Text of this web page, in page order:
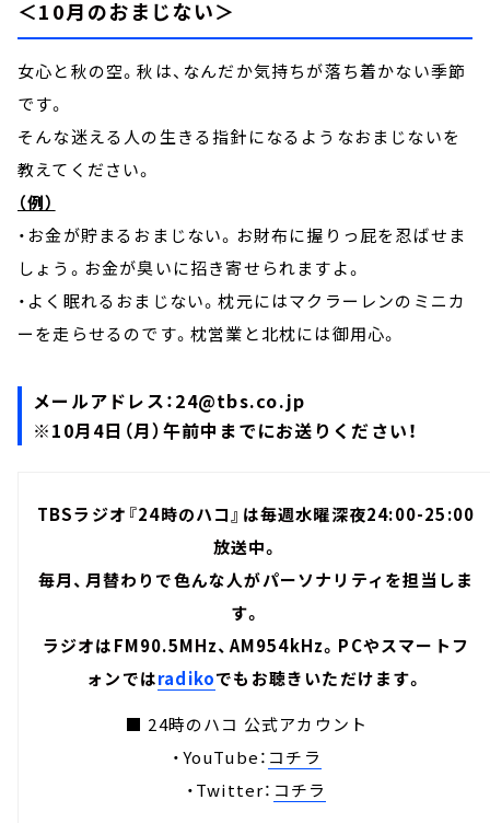
＜10月のおまじない＞
女心と秋の空。秋は、なんだか気持ちが落ち着かない季節
です。
そんな迷える人の生きる指針になるようなおまじないを
教えてください。
（例）
・お金が貯まるおまじない。お財布に握りっ屁を忍ばせま
しょう。お金が臭いに招き寄せられますよ。
・よく眠れるおまじない。枕元にはマクラーレンのミニカ
ーを走らせるのです。枕営業と北枕には御用心。
メールアドレス：24@tbs.co.jp
※10月4日（月）午前中までにお送りください！
TBSラジオ『24時のハコ』は毎週水曜深夜24:00-25:00
放送中。
毎月、月替わりで色んな人がパーソナリティを担当しま
す。
ラジオはFM90.5MHz、AM954kHz。PCやスマートフ
ォンではradikoでもお聴きいただけます。
■ 24時のハコ 公式アカウント
・YouTube： コチラ
・Twitter： コチラ